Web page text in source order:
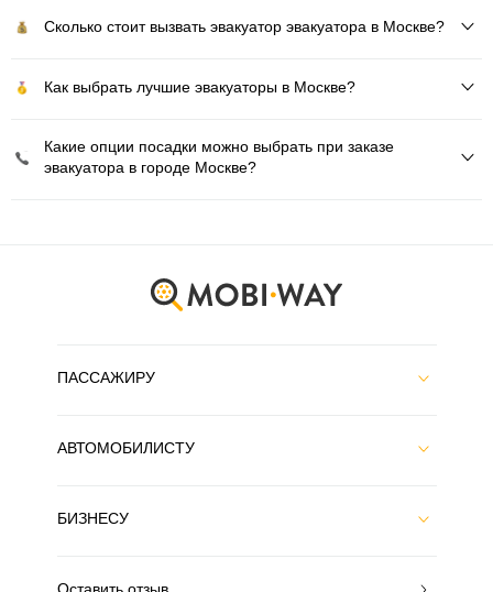
Сколько стоит вызвать эвакуатор эвакуатора в Москве?
Как выбрать лучшие эвакуаторы в Москве?
Какие опции посадки можно выбрать при заказе
эвакуатора в городе Москве?
ПАССАЖИРУ
АВТОМОБИЛИСТУ
БИЗНЕСУ